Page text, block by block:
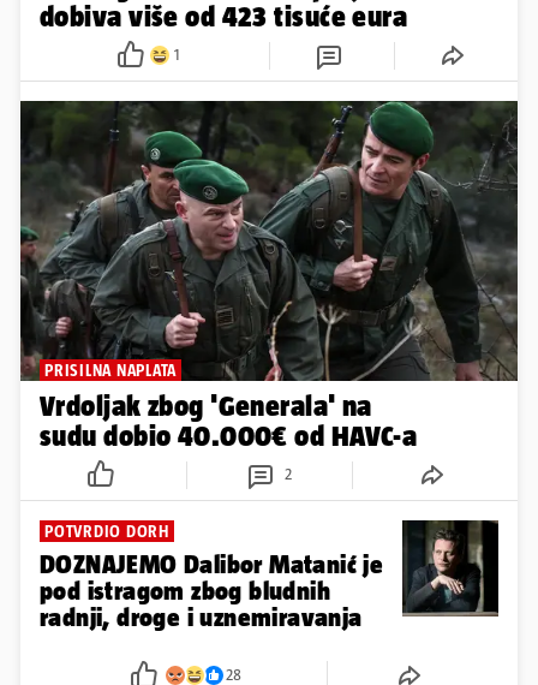
dobiva više od 423 tisuće eura
1
PRISILNA NAPLATA
Vrdoljak zbog 'Generala' na
sudu dobio 40.000€ od HAVC-a
2
POTVRDIO DORH
DOZNAJEMO Dalibor Matanić je
pod istragom zbog bludnih
radnji, droge i uznemiravanja
28